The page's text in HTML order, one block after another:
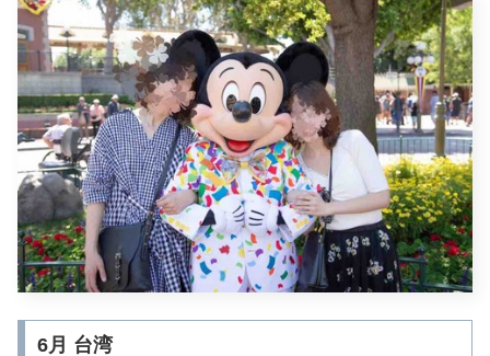
6月 台湾